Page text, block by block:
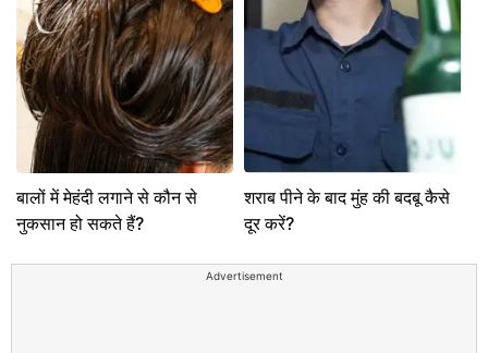
बालों में मेहंदी लगाने से कौन से
नुकसान हो सकते हैं?
शराब पीने के बाद मुंह की बदबू कैसे
दूर करें?
Advertisement